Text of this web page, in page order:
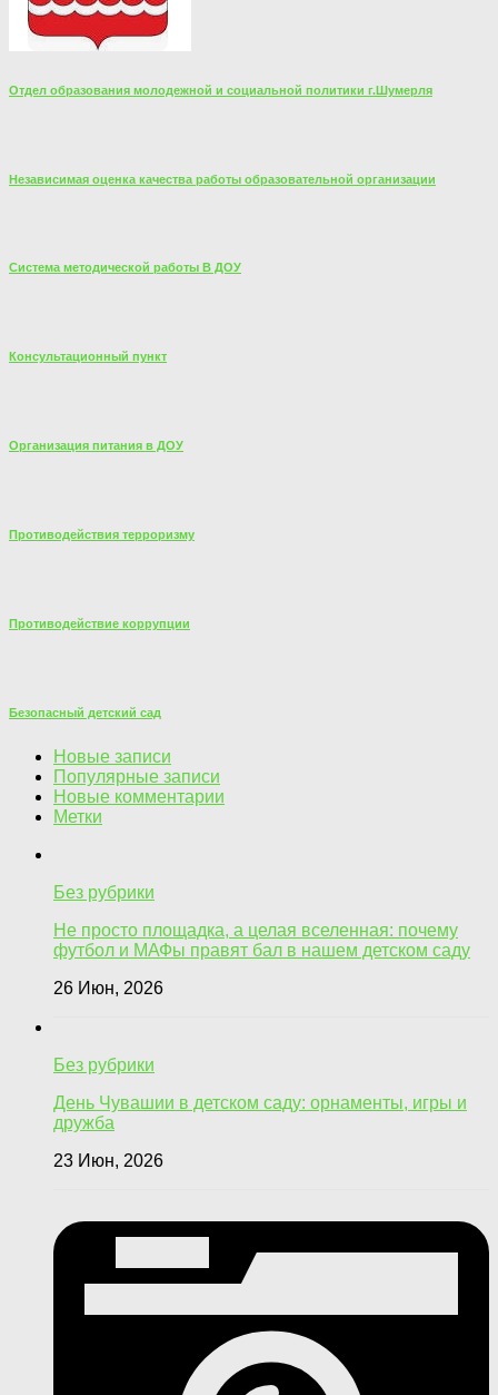
Отдел образования молодежной и социальной политики г.Шумерля
Независимая оценка качества работы образовательной организации
Система методической работы В ДОУ
Консультационный пункт
Организация питания в ДОУ
Противодействия терроризму
Противодействие коррупции
Безопасный детский сад
Новые записи
Популярные записи
Новые комментарии
Метки
Без рубрики
Не просто площадка, а целая вселенная: почему
футбол и МАФы правят бал в нашем детском саду
26 Июн, 2026
Без рубрики
День Чувашии в детском саду: орнаменты, игры и
дружба
23 Июн, 2026